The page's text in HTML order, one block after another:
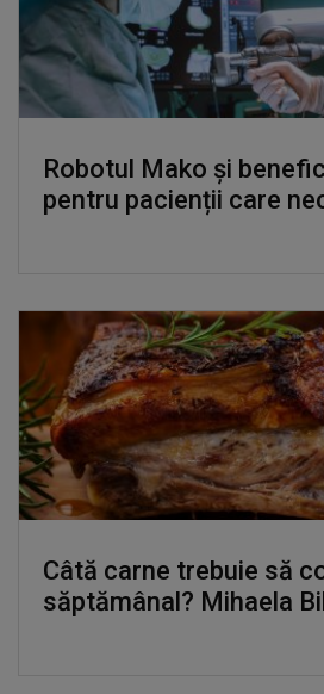
Robotul Mako și
pentru pacienții care
Câtă carne trebuie să
săptămânal? Mihaela